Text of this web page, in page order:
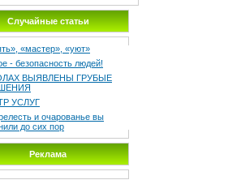
Случайные статьи
«мастер», «уют»
- безопасность людей!
ВЫЯВЛЕНЫ ГРУБЫЕ
УСЛУГ
и очарованье вы
до сих пор
Реклама